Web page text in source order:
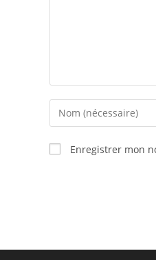
Enregistrer mon